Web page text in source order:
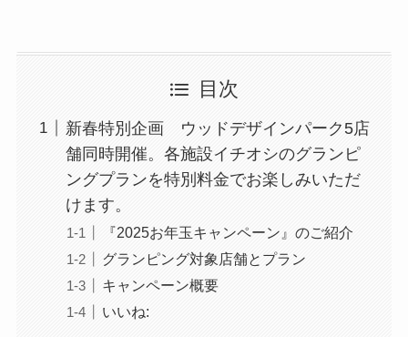
目次
新春特別企画 ウッドデザインパーク5店
舗同時開催。各施設イチオシのグランピ
ングプランを特別料金でお楽しみいただ
けます。
『2025お年玉キャンペーン』のご紹介
グランピング対象店舗とプラン
キャンペーン概要
いいね: